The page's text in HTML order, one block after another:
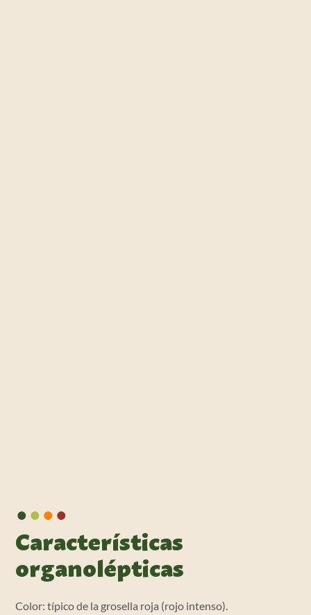
••••
Características
organolépticas
Color: típico de la grosella roja (rojo intenso).